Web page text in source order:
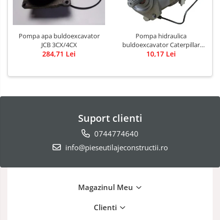
Pompa apa buldoexcavator
JCB 3CX/4CX
284,71 Lei
Pompa hidraulica
buldoexcavator Caterpillar
428B
10,17 Lei
Suport clienti
0744774640
info@pieseutilajeconstructii.ro
Magazinul Meu
Clienti